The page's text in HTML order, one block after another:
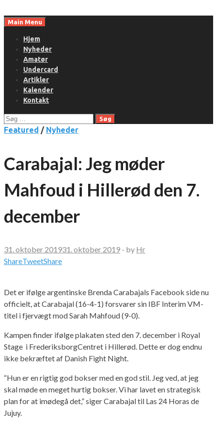
toMain Menu
Hjem
Nyheder
Amatør
Undercard
Artikler
Kalender
Kontakt
Søg
efter:
Featured / Nyheder
Carabajal: Jeg møder
Mahfoud i Hillerød den 7.
december
31. oktober 201931. oktober 2019 - by Hr
ShareTweetShare
Det er ifølge argentinske Brenda Carabajals Facebook side nu
officielt, at Carabajal (16-4-1) forsvarer sin IBF Interim VM-
titel i fjervægt mod Sarah Mahfoud (9-0).
Kampen finder ifølge plakaten sted den 7. december i Royal
Stage i FrederiksborgCentret i Hillerød. Dette er dog endnu
ikke bekræftet af Danish Fight Night.
“Hun er en rigtig god bokser med en god stil. Jeg ved, at jeg
skal møde en meget hurtig bokser. Vi har lavet en strategisk
plan for at imødegå det,” siger Carabajal til Las 24 Horas de
Jujuy.